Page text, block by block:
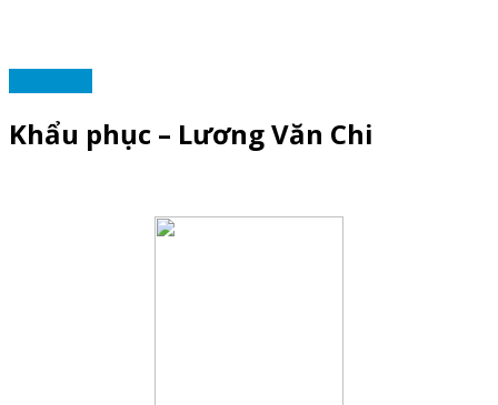
Khẩu phục – Lương Văn Chi